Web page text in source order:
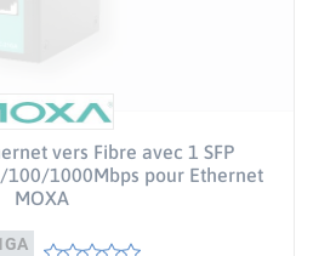
vers Fibre avec 1 SFP
1000Mbps pour Ethernet
MOXA